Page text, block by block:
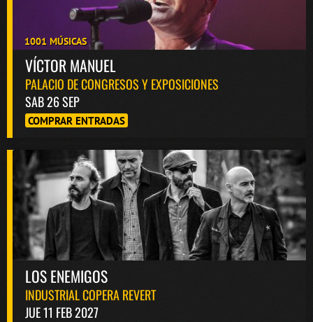
1001 MÚSICAS
VÍCTOR MANUEL
PALACIO DE CONGRESOS Y EXPOSICIONES
SAB 26 SEP
COMPRAR ENTRADAS
LOS ENEMIGOS
INDUSTRIAL COPERA REVERT
JUE 11 FEB 2027